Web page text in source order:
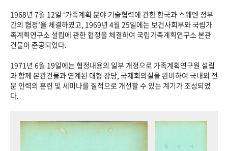
성과 50선 숫자로 보는 50년 50+1주년 광장
세계와 함께 한 KIHASA
VR 역사관
1968년 7월 12일 ‘가족계획 분야 기술협력에 관한 한국과 스웨덴 정부
간의 협정’을 체결하였고, 1969년 4월 25일에는 보건사회부와 국립가
족계획연구소 설립에 관한 협정을 체결하여 국립가족계획연구소 본관
건물이 준공되었다.
1971년 6월 19일에는 협정내용의 일부 개정으로 가족계획연구원 설립
과 함께 본관건물과 연계된 대형 강당, 국제회의실을 완비하여 국내외 전
문 인력의 훈련 및 세미나를 질적으로 개선할 수 있는 계기가 조성되었
다.